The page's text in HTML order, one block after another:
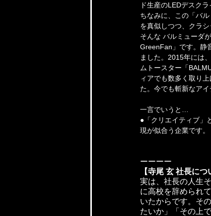
ド生産のLEDデスク
ちなみに、この「バ
を真似しつつ、クラ
そんな バルミューダ
GreenFan」です。静
ました。2015年には
ムトースター「
ィアでも数多く取り
た。今でも斬新なア
一言でいうと…
●「クリエイティブ」
現が似合う企業です。
ーーーー
【寺尾 玄 社長につ
実は、社長の人生
に高校を辞められ
いたからです。そ
たいか」「その上